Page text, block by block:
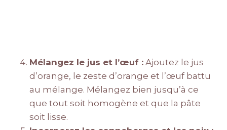
Mélangez le jus et l’œuf : Ajoutez le jus
d’orange, le zeste d’orange et l’œuf battu
au mélange. Mélangez bien jusqu’à ce
que tout soit homogène et que la pâte
soit lisse.